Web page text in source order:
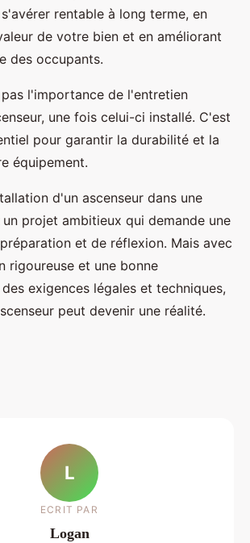
rentable à long terme, en
de votre bien et en améliorant
des occupants.
l'importance de l'entretien
une fois celui-ci installé. C'est
pour garantir la durabilité et la
équipement.
d'un ascenseur dans une
projet ambitieux qui demande une
et de réflexion. Mais avec
rigoureuse et une bonne
exigences légales et techniques,
peut devenir une réalité.
L
ECRIT PAR
Logan